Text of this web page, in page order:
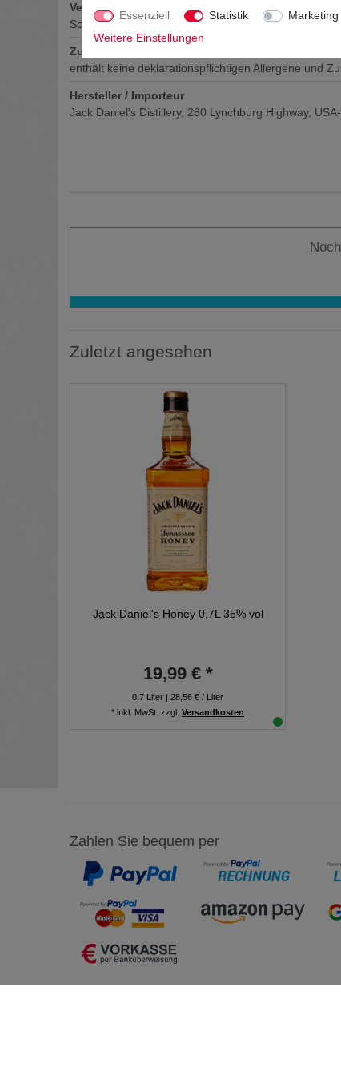
Verschluss
Schraubverschluss
Zutaten / Allergene
enthält keine deklarationspflichtigen Allergene und
Hersteller / Importeur
Jack Daniel's Distillery, 280 Lynchburg Highway,
Zuletzt angesehen
Jack Daniel's Honey 0,7L 35% vol
19,99 € *
0.7 Liter | 28,56 € / Liter
* inkl. MwSt. zzgl. Versandkosten
Zahlen Sie bequem per
Essenziell Statistik Marketing
Weitere Einstellungen